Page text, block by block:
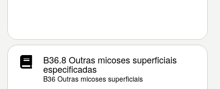
B36.8 Outras micoses superficiais
especificadas
B36 Outras micoses superficiais